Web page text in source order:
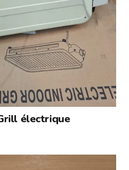
électrique